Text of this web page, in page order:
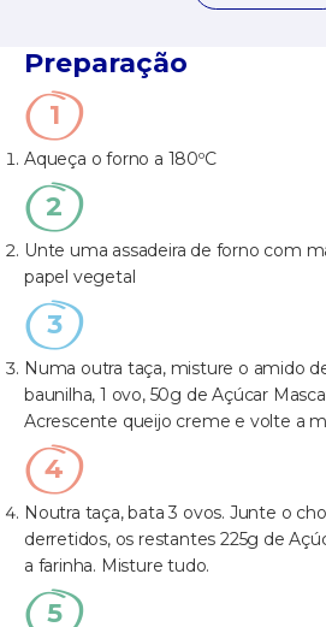
Preparação
Aqueça o forno a 180ºC
Unte uma assadeira de forno com
papel vegetal
Numa outra taça, misture o amido
baunilha, 1 ovo, 50g de Açúcar
Acrescente queijo creme e volte a
Noutra taça, bata 3 ovos. Junte o
derretidos, os restantes 225g de
a farinha. Misture tudo.